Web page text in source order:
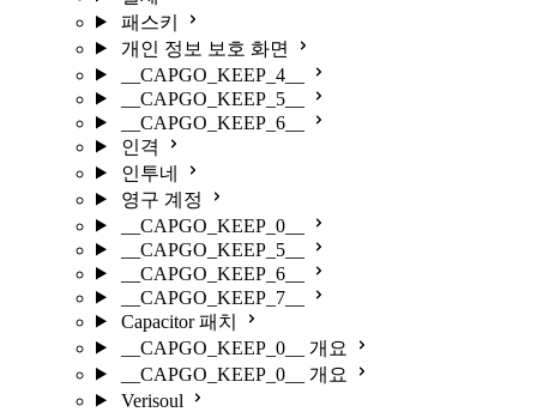
패스키
개인 정보 보호 화면
__CAPGO_KEEP_4__
__CAPGO_KEEP_5__
__CAPGO_KEEP_6__
인격
인투네
영구 계정
__CAPGO_KEEP_0__
__CAPGO_KEEP_5__
__CAPGO_KEEP_6__
__CAPGO_KEEP_7__
Capacitor 패치
__CAPGO_KEEP_0__ 개요
__CAPGO_KEEP_0__ 개요
Verisoul